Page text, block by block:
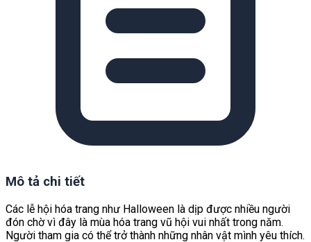
Mô tả chi tiết
Các lễ hội hóa trang như Halloween là dịp được nhiều người
đón chờ vì đây là mùa hóa trang vũ hội vui nhất trong năm.
Người tham gia có thể trở thành những nhân vật mình yêu thích.